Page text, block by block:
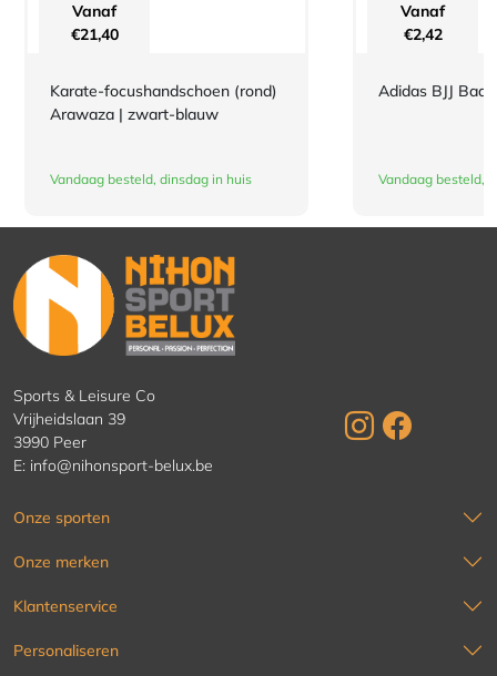
Vanaf
€21,40
Karate-focushandschoen (rond)
Arawaza | zwart-blauw
Vandaag besteld, dinsdag in huis
Vanaf
€2,42
Adidas BJJ
Vandaag besteld,
Sports & Leisure Co
Vrijheidslaan 39
3990 Peer
E: info@nihonsport-belux.be
Onze sporten
Onze merken
Klantenservice
Personaliseren